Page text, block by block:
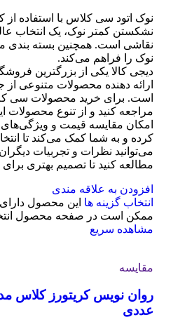
نوک اتود سی کلاس با استفاده
نشکستن کمتر نوک، یک انتخاب
نقاشی است. همچنین بسته بندی
نوک را فراهم می‌کند.
دیجی کالا یکی از بزرگترین
ارائه دهنده محصولات متنوعی از
است. برای خرید محصولات سی
مراجعه کنید و از تنوع محصولات
امکان مقایسه قیمت و
کرده و به شما کمک می‌کند تا
می‌توانید نظرات و تجربیات
مطالعه کنید تا تصمیم بهتری برای
افزودن به علاقه مندی
انتخاب گزینه ها این محصول
ممکن است در صفحه محصول
مشاهده سریع
مقایسه
عددی